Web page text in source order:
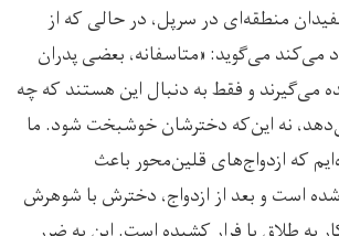
منطقه‌ای در سرپل، در حالی که از
می‌کند می‌گوید: «متاسفانه، بعضی پدران
می‌گیرند و فقط به دنبال این هستند که چه
نه این‌که دخترشان خوشبخت شود. ما
که ازدواج‌های قلین‌محور باعث
است و بعد از ازدواج، دخترش با شوهرش